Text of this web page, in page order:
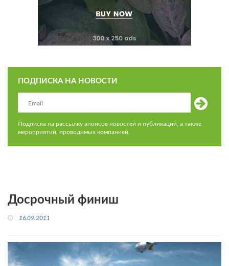
ПОДПИСКА НА НОВОСТИ
Подписка на рассылку анонсов новостей и публикаций, а также
мероприятий, проводимых компанией.
Досрочный финиш
16.09.2011